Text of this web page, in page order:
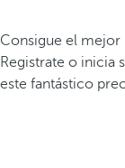
Consigue el
Registrate o inicia
este fantástico